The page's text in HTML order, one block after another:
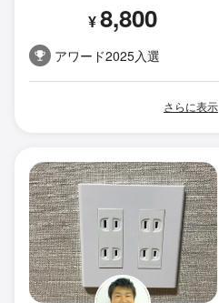
¥8,800
アワード2025入選
さらに表示